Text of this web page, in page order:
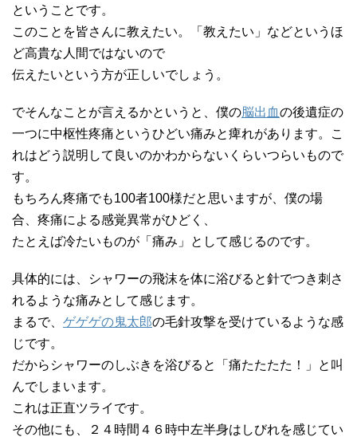
ということです。
このことを皆さんに教えたい。「教えたい」などというほ
ど高貴な人間ではないので
伝えたいという方が正しいでしょう。
でそんなことが言えるかというと、僕の脳出血の後遺症の
一つに中枢性疼痛というひどい痛みと痺れがあります。こ
れはどう説明して良いのかわからないくらいつらいもので
す。
もちろん疼痛でも100者100様だと思いますが、僕の場
合、疼痛による感覚異常がひどく、
たとえば冷たいものが「痛み」として感じるのです。
具体的には、シャワーの飛沫を体に浴びると針でつき刺さ
れるような痛みとして感じます。
まるで、 ゲゲゲの鬼太郎の毛針攻撃を受けているような感
じです。
だからシャワーのしぶきを浴びると「痛たたたた！」と叫
んでしまいます。
これは正直ツライです。
その他にも、２４時間４６時中左半身はしびれを感じてい